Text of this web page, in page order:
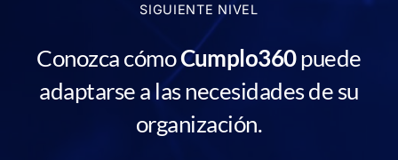
SIGUIENTE NIVEL
Conozca cómoCumplo360puede
adaptarse a las necesidades de su
organización.